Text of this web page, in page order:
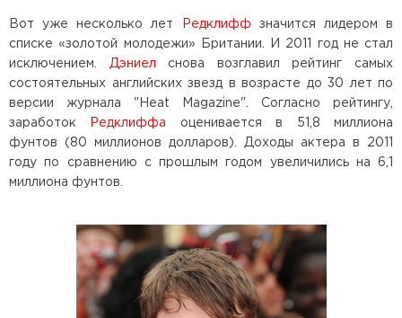
Вот уже несколько лет Редклифф значится лидером в
списке «золотой молодежи» Британии. И 2011 год не стал
исключением.
Дэниел снова возглавил рейтинг самых
состоятельных английских звезд в возрасте до 30 лет по
версии журнала "Heat Magazine". Согласно рейтингу,
заработок
Редклиффа
оценивается в 51,8 миллиона
фунтов (80 миллионов долларов). Доходы актера в 2011
году по сравнению с прошлым годом увеличились на 6,1
миллиона фунтов.